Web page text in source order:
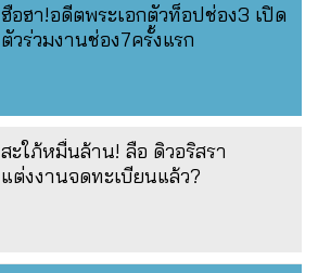
ฮือฮา!อดีตพระเอกตัวท็อปช่อง3 เปิด
ตัวร่วมงานช่อง7ครั้งแรก
สะใภ้หมื่นล้าน! ลือ ดิวอริสรา
แต่งงานจดทะเบียนแล้ว?